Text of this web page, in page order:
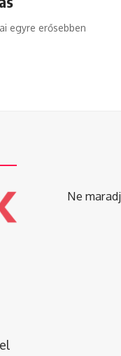
egyre erősebben
Ne